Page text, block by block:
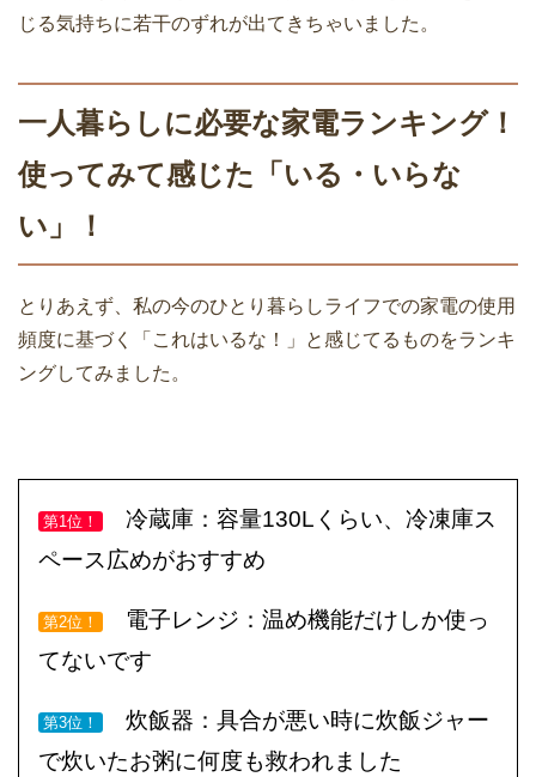
じる気持ちに若干のずれが出てきちゃいました。
一人暮らしに必要な家電ランキング！
使ってみて感じた「いる・いらな
い」！
とりあえず、私の今のひとり暮らしライフでの家電の使用
頻度に基づく「これはいるな！」と感じてるものをランキ
ングしてみました。
第1位！
冷蔵庫：容量130Lくらい、冷凍庫ス
ペース広めがおすすめ
第2位！
電子レンジ：温め機能だけしか使っ
てないです
第3位！
炊飯器：具合が悪い時に炊飯ジャー
で炊いたお粥に何度も救われました